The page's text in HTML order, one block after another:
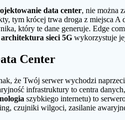
data center, nie można
tym krócej trwa droga z miejsca
który te dane generuje. Edge
architektura sieci 5G wykorzystuje
Center
że Twój serwer wychodzi
infrastruktury to centra
szybkiego internetu) to
czujniki wilgoci, zasilanie